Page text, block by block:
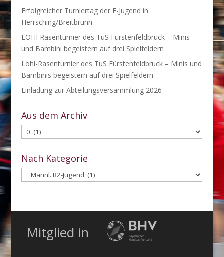
Erfolgreicher Turniertag der E-Jugend in
Herrsching/Breitbrunn
LOHI Rasenturnier des TuS Fürstenfeldbruck – Minis
und Bambini begeistern auf drei Spielfeldern
Lohi-Rasenturnier des TuS Fürstenfeldbruck – Minis und
Bambinis begeistern auf drei Spielfeldern
Einladung zur Abteilungsversammlung 2026
Aus dem Archiv
Aus
dem
Archiv
Nach Kategorie
Nach
Kategorie
Mitglied in